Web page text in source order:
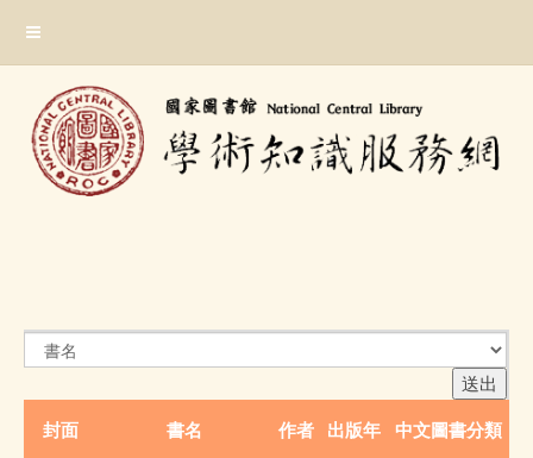
主
封面 書名 作者 出版年 中文圖書分類